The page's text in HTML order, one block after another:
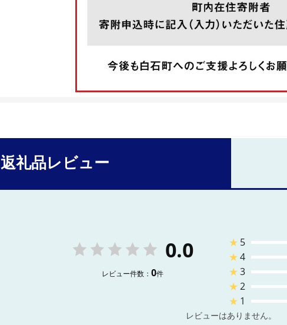
返礼品レビュー
0.0
レビュー件数： 0件
★ 5
★4
★3
★2
★ 1
レビューはありません。